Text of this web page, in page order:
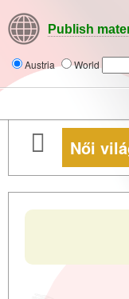
Publish
Austria World
Női